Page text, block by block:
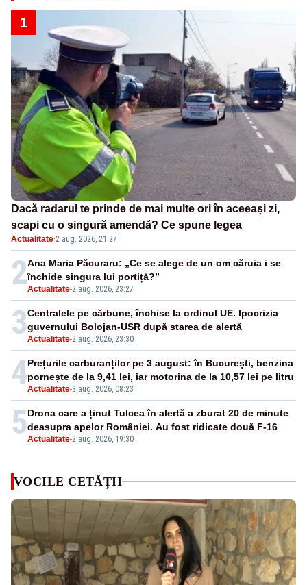
1
Dacă radarul te prinde de mai multe ori în aceeași zi,
scapi cu o singură amendă? Ce spune legea
Actualitate·2 aug. 2026, 21:27
2Actualitate-2 aug. 2026, 23:27
Ana Maria Păcuraru: „Ce se alege de un om căruia i se
închide singura lui portiță?”
3Actualitate-2 aug. 2026, 23:30
Centralele pe cărbune, închise la ordinul UE. Ipocrizia
guvernului Bolojan-USR după starea de alertă
4Actualitate-3 aug. 2026, 08:23
Prețurile carburanților pe 3 august: în București, benzina
pornește de la 9,41 lei, iar motorina de la 10,57 lei pe litru
5Actualitate-2 aug. 2026, 19:30
Drona care a ținut Tulcea în alertă a zburat 20 de minute
deasupra apelor României. Au fost ridicate două F-16
VOCILE CETĂȚII